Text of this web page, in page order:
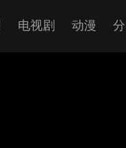
电视剧 动漫